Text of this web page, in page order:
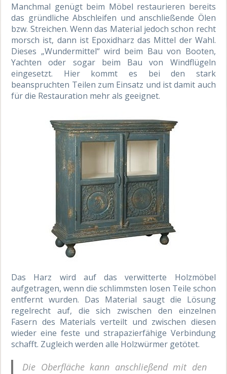
Manchmal genügt beim Möbel restaurieren bereits
das gründliche Abschleifen und anschließende Ölen
bzw. Streichen. Wenn das Material jedoch schon recht
morsch ist, dann ist Epoxidharz das Mittel der Wahl.
Dieses „Wundermittel“ wird beim Bau von Booten,
Yachten oder sogar beim Bau von Windflügeln
eingesetzt. Hier kommt es bei den stark
beanspruchten Teilen zum Einsatz und ist damit auch
für die Restauration mehr als geeignet.
Das Harz wird auf das verwitterte Holzmöbel
aufgetragen, wenn die schlimmsten losen Teile schon
entfernt wurden. Das Material saugt die Lösung
regelrecht auf, die sich zwischen den einzelnen
Fasern des Materials verteilt und zwischen diesen
wieder eine feste und strapazierfähige Verbindung
schafft. Zugleich werden alle Holzwürmer getötet.
Die Oberfläche kann anschließend mit den